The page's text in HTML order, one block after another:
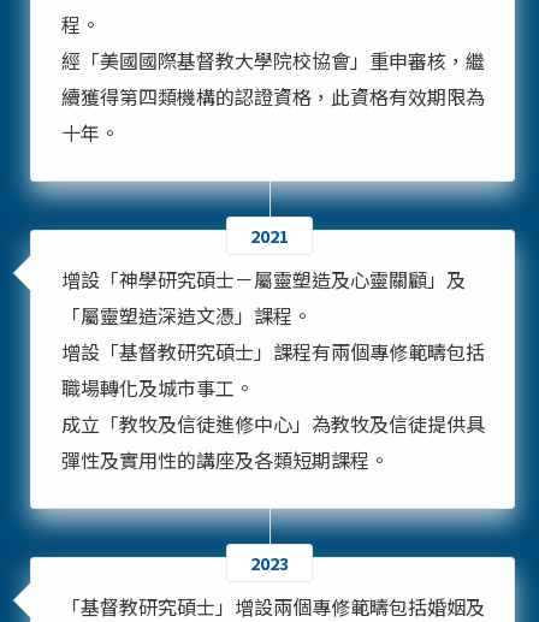
程。
經「美國國際基督教大學院校協會」重申審核，繼
續獲得第四類機構的認證資格，此資格有效期限為
十年。
2021
增設「神學研究碩士－屬靈塑造及心靈關顧」及
「屬靈塑造深造文憑」課程。
增設「基督教研究碩士」課程有兩個專修範疇包括
職場轉化及城市事工。
成立「教牧及信徒進修中心」為教牧及信徒提供具
彈性及實用性的講座及各類短期課程。
2023
「基督教研究碩士」增設兩個專修範疇包括婚姻及